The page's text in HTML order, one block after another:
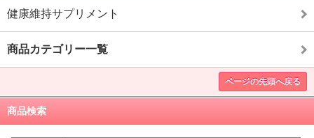
健康維持サプリメント
商品カテゴリー一覧
ページの先頭へ戻る
商品検索